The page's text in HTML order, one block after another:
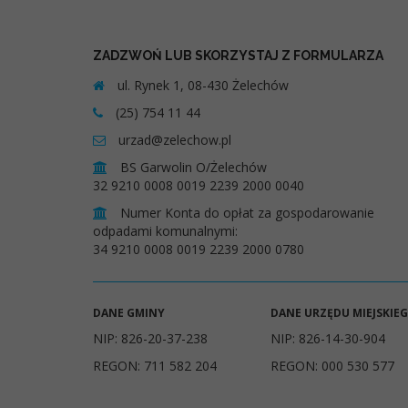
ZADZWOŃ LUB SKORZYSTAJ Z FORMULARZA
ul. Rynek 1, 08-430 Żelechów
(25) 754 11 44
urzad@zelechow.pl
BS Garwolin O/Żelechów
32 9210 0008 0019 2239 2000 0040
Numer Konta do opłat za gospodarowanie
odpadami komunalnymi:
34 9210 0008 0019 2239 2000 0780
DANE GMINY
NIP: 826-20-37-238
REGON: 711 582 204
DANE URZĘDU
NIP: 826-14-30-904
REGON: 000 530 577